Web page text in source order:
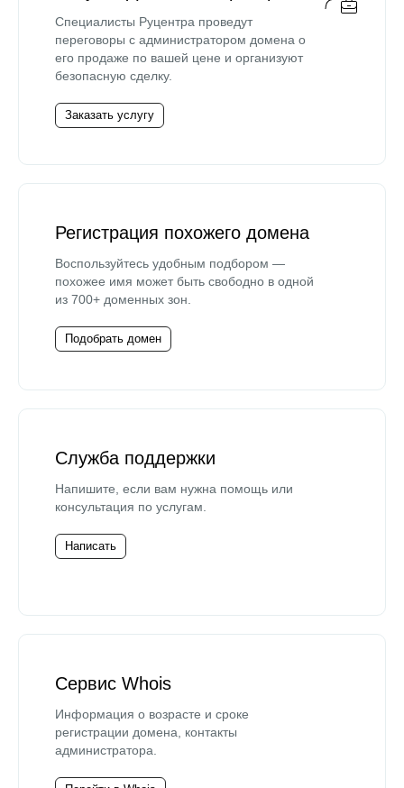
Специалисты Руцентра проведут
переговоры с администратором домена о
его продаже по вашей цене и организуют
безопасную сделку.
Заказать услугу
Регистрация похожего домена
Воспользуйтесь удобным подбором —
похожее имя может быть свободно в одной
из 700+ доменных зон.
Подобрать домен
Служба поддержки
Напишите, если вам нужна помощь или
консультация по услугам.
Написать
Сервис Whois
Информация о возрасте и сроке
регистрации домена, контакты
администратора.